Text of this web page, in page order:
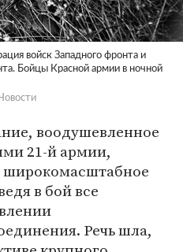
войск Западного фронта и
Бойцы Красной армии в ночной
воодушевленное
21-й армии,
в бой все
Речь шла,